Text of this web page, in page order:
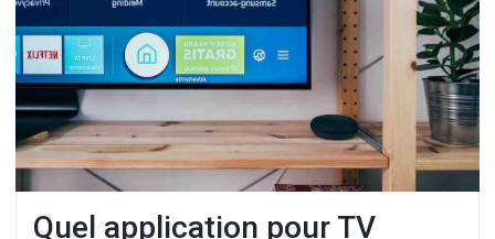
Quel application pour TV